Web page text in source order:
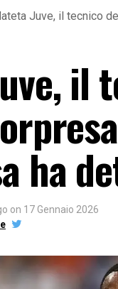
Juve, il tecnico
il
ha
on 17 Gennaio 2026